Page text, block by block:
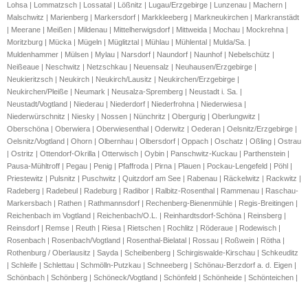
Lohsa | Lommatzsch | Lossatal | Lößnitz | Lugau/Erzgebirge | Lunzenau | Machern |
Malschwitz | Marienberg | Markersdorf | Markkleeberg | Markneukirchen | Markranstädt
| Meerane | Meißen | Mildenau | Mittelherwigsdorf | Mittweida | Mochau | Mockrehna |
Moritzburg | Mücka | Mügeln | Müglitztal | Mühlau | Mühlental | Mulda/Sa. |
Muldenhammer | Mülsen | Mylau | Narsdorf | Naundorf | Naunhof | Nebelschütz |
Neißeaue | Neschwitz | Netzschkau | Neuensalz | Neuhausen/Erzgebirge |
Neukieritzsch | Neukirch | Neukirch/Lausitz | Neukirchen/Erzgebirge |
Neukirchen/Pleiße | Neumark | Neusalza-Spremberg | Neustadt i. Sa. |
Neustadt/Vogtland | Niederau | Niederdorf | Niederfrohna | Niederwiesa |
Niederwürschnitz | Niesky | Nossen | Nünchritz | Obergurig | Oberlungwitz |
Oberschöna | Oberwiera | Oberwiesenthal | Oderwitz | Oederan | Oelsnitz/Erzgebirge |
Oelsnitz/Vogtland | Ohorn | Olbernhau | Olbersdorf | Oppach | Oschatz | Oßling | Ostrau
| Ostritz | Ottendorf-Okrilla | Otterwisch | Oybin | Panschwitz-Kuckau | Parthenstein |
Pausa-Mühltroff | Pegau | Penig | Pfaffroda | Pirna | Plauen | Pockau-Lengefeld | Pöhl |
Priestewitz | Pulsnitz | Puschwitz | Quitzdorf am See | Rabenau | Räckelwitz | Rackwitz |
Radeberg | Radebeul | Radeburg | Radibor | Ralbitz-Rosenthal | Rammenau | Raschau-
Markersbach | Rathen | Rathmannsdorf | Rechenberg-Bienenmühle | Regis-Breitingen |
Reichenbach im Vogtland | Reichenbach/O.L. | Reinhardtsdorf-Schöna | Reinsberg |
Reinsdorf | Remse | Reuth | Riesa | Rietschen | Rochlitz | Röderaue | Rodewisch |
Rosenbach | Rosenbach/Vogtland | Rosenthal-Bielatal | Rossau | Roßwein | Rötha |
Rothenburg / Oberlausitz | Sayda | Scheibenberg | Schirgiswalde-Kirschau | Schkeuditz
| Schleife | Schlettau | Schmölln-Putzkau | Schneeberg | Schönau-Berzdorf a. d. Eigen |
Schönbach | Schönberg | Schöneck/Vogtland | Schönfeld | Schönheide | Schönteichen |